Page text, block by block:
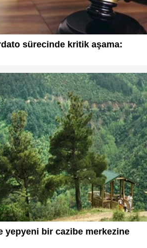
sürecinde kritik aşama:
yepyeni bir cazibe merkezine